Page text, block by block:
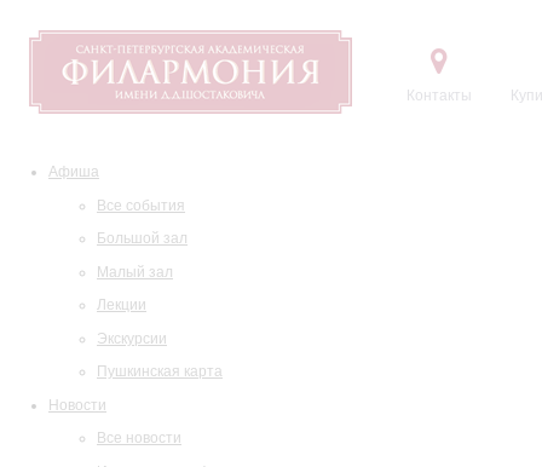
Контакты
Афиша
Все события
Большой зал
Малый зал
Лекции
Экскурсии
Пушкинская карта
Новости
Все новости